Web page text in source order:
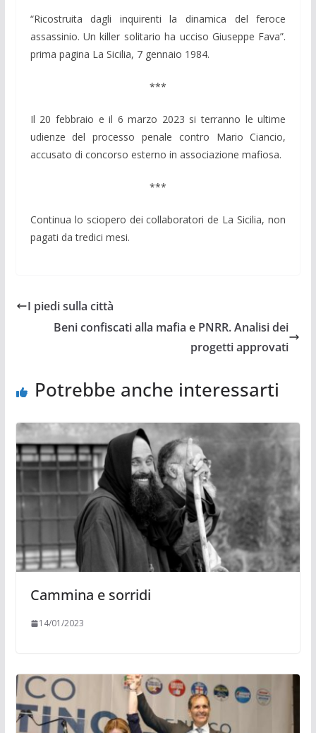
“Ricostruita dagli inquirenti la dinamica del feroce
assassinio. Un killer solitario ha ucciso Giuseppe Fava”.
prima pagina La Sicilia, 7 gennaio 1984.
***
Il 20 febbraio e il 6 marzo 2023 si terranno le ultime
udienze del processo penale contro Mario Ciancio,
accusato di concorso esterno in associazione mafiosa.
***
Continua lo sciopero dei collaboratori de La Sicilia, non
pagati da tredici mesi.
I piedi sulla città
Beni confiscati alla mafia e PNRR. Analisi dei
progetti approvati
Potrebbe anche interessarti
Cammina e sorridi
14/01/2023